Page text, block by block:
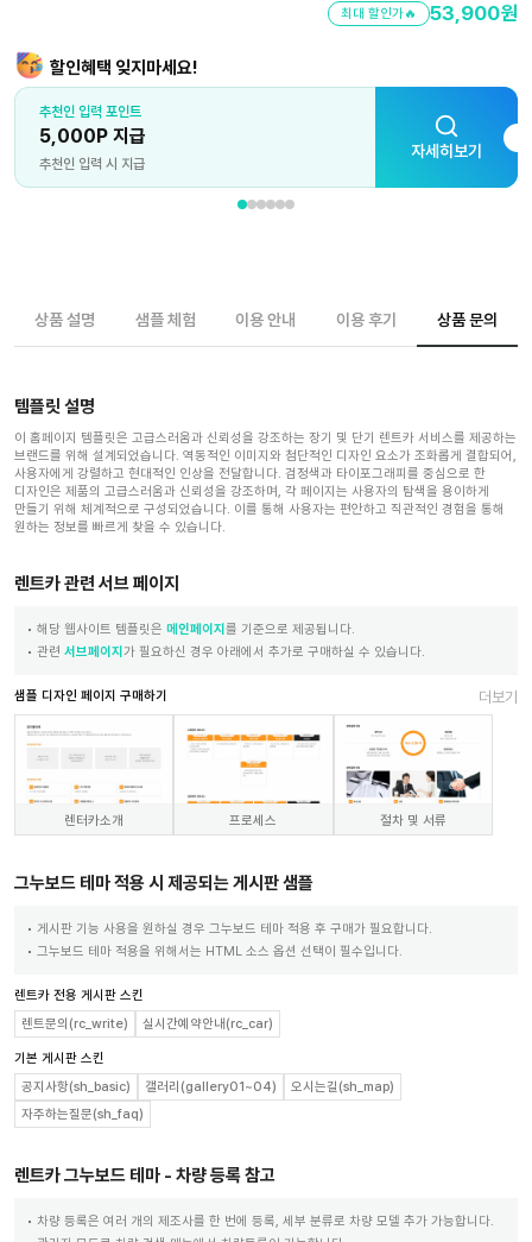
상품 설명 샘플 체험 이용 안내 이용 후기 상품 문의
템플릿 설명
이 홈페이지 템플릿은 고급스러움과 신뢰성을 강조하는 장기 및 단기 렌트카 서비스를 제공하는
브랜드를 위해 설계되었습니다. 역동적인 이미지와 첨단적인 디자인 요소가 조화롭게 결합되어,
사용자에게 강렬하고 현대적인 인상을 전달합니다. 검정색과 타이포그래피를 중심으로 한
디자인은 제품의 고급스러움과 신뢰성을 강조하며, 각 페이지는 사용자의 탐색을 용이하게
만들기 위해 체계적으로 구성되었습니다. 이를 통해 사용자는 편안하고 직관적인 경험을 통해
원하는 정보를 빠르게 찾을 수 있습니다.
렌트카 관련 서브 페이지
해당 웹사이트 템플릿은 메인페이지 를 기준으로 제공됩니다.
관련 서브페이지 가 필요하신 경우 아래에서 추가로 구매하실 수 있습니다.
샘플 디자인 페이지 구매하기 더보기
렌터카소개 프로세스 절차 및 서류
그누보드 테마 적용 시 제공되는 게시판 샘플
게시판 기능 사용을 원하실 경우 그누보드 테마 적용 후 구매가 필요합니다.
그누보드 테마 적용을 위해서는 HTML 소스 옵션 선택이 필수입니다.
렌트카 전용 게시판 스킨
렌트문의(rc_write)
실시간예약안내(rc_car)
기본 게시판 스킨
공지사항(sh_basic)
갤러리(gallery01~04)
오시는길(sh_map)
자주하는질문(sh_faq)
렌트카 그누보드 테마 - 차량 등록 참고
차량 등록은 여러 개의 제조사를 한 번에 등록, 세부 분류로 차량 모델 추가 가능합니다.
최대 할인가🔥 53,900원
할인혜택 잊지마세요!
추천인 입력 포인트
5,000P 지급
추천인 입력 시 지급
자세히보기